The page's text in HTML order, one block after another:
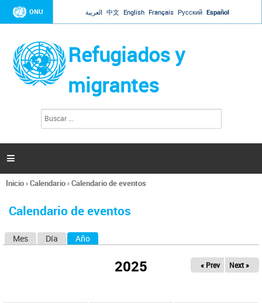
Jump to navigation
ONU العربية 中文 English Français Русский Español
Refugiados y
migrantes
l
s

Se
usted
Inicio›Calendario›Calendario de eventos
Calendario de eventos
Mes Día Año
2025 « Prev Next »